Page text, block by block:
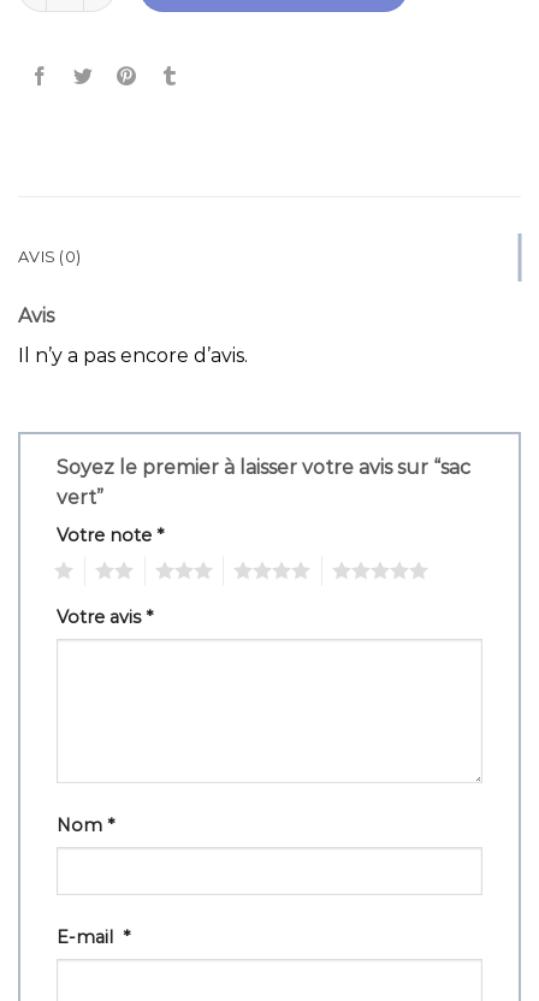
AVIS (0)
Avis
Il n’y a pas encore d’avis.
Soyez le premier à laisser votre avis sur “sac
vert”
Votre note *
Votre avis*
Nom *
E-mail *